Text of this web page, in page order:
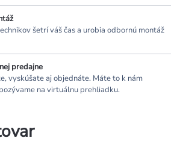
šetrí váš čas a urobia odbornú montáž
predajne
vyskúšate aj objednáte. Máte to k nám
na virtuálnu prehliadku.